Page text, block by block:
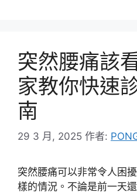
突然腰痛該
家教你快速
南
29 3 月, 2025 作者:
突然腰痛可以非常令人困
樣的情況。不論是前一天